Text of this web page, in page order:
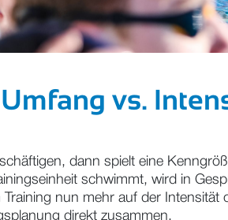
vs.
dann spielt eine
schwimmt, wird in
nun mehr auf der Intensität
direkt zusammen.